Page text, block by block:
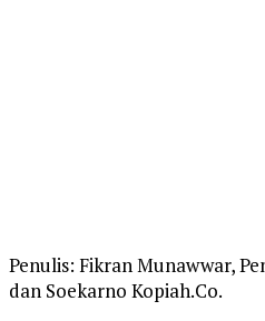
Penulis: Fikran Munawwar,
dan Soekarno Kopiah.Co.